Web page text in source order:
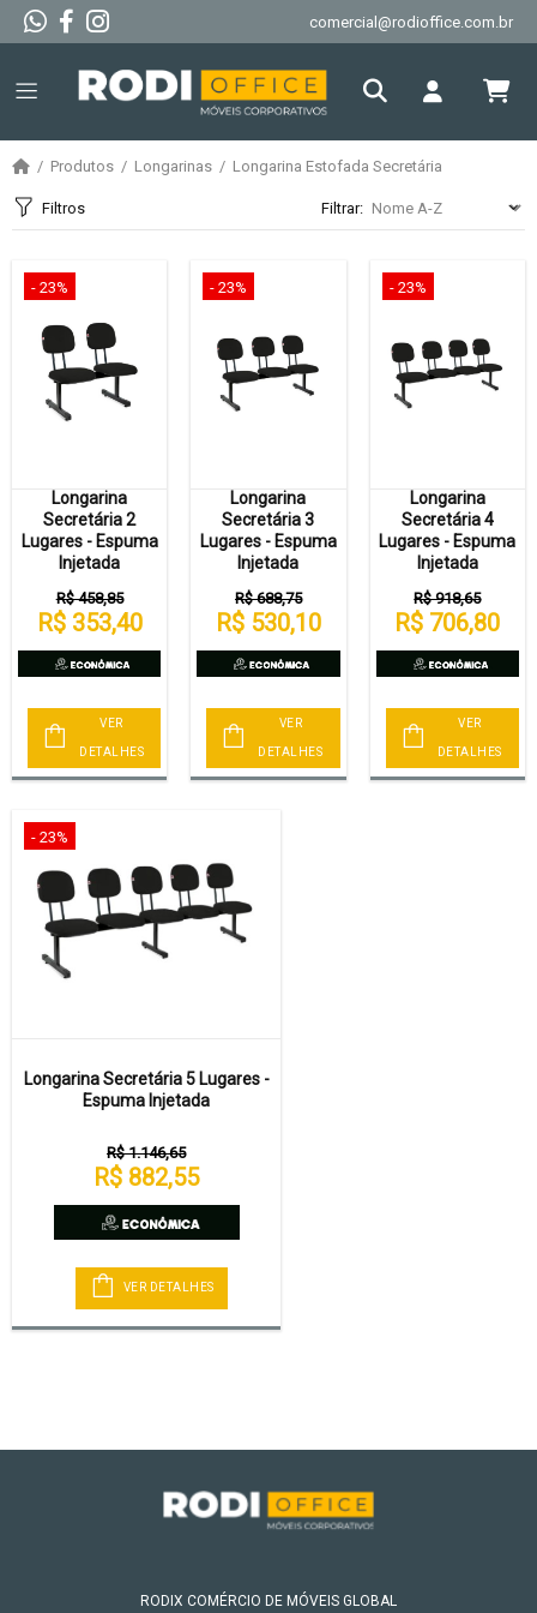
comercial@rodioffice.com.br
Produtos Longarinas Longarina Estofada Secretária
Filtros Filtrar:
- 23%
Longarina
Secretária 2
Lugares - Espuma
Injetada
R$ 458,85
R$ 353,40
VER
DETALHES
- 23%
Longarina
Secretária 3
Lugares - Espuma
Injetada
R$ 688,75
R$ 530,10
VER
DETALHES
- 23%
Longarina
Secretária 4
Lugares - Espuma
Injetada
R$ 918,65
R$ 706,80
VER
DETALHES
- 23%
Longarina Secretária 5 Lugares -
Espuma Injetada
R$ 1.146,65
R$ 882,55
VER DETALHES
RODIX COMÉRCIO DE MÓVEIS GLOBAL